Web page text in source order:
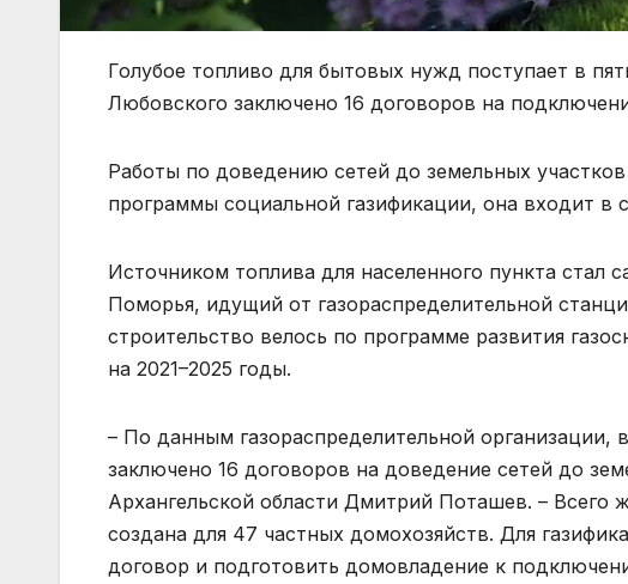
Голубое топливо для бытовых нужд поступает в
Любовского заключено 16 договоров на
Работы по доведению сетей до земельных
программы социальной газификации, она входит в
Источником топлива для населенного пункта
Поморья, идущий от газораспределительной
строительство велось по программе развития
на 2021–2025 годы.
– По данным газораспределительной
заключено 16 договоров на доведение сетей до
Архангельской области Дмитрий Поташев. – Всего
создана для 47 частных домохозяйств. Для
договор и подготовить домовладение к